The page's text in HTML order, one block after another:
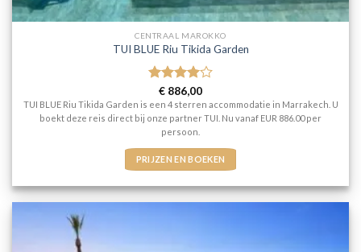
CENTRAAL MAROKKO
TUI BLUE Riu Tikida Garden
Gewaardeerd
4uit 5
€ 886,00
TUI BLUE Riu Tikida Garden is een 4 sterren accommodatie in Marrakech. U
boekt deze reis direct bij onze partner TUI. Nu vanaf EUR 886.00 per
persoon.
PRIJZEN EN BOEKEN